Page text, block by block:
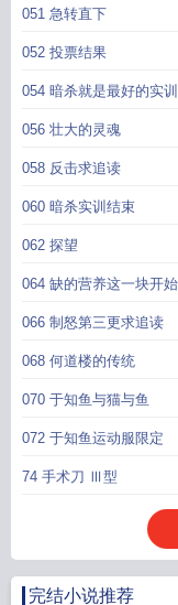
051 急转直下
052 投票结果
054 暗杀就是最好的实训
056 壮大的灵魂
058 反击求追读
060 暗杀实训结束
062 探望
064 缺的营养这一块开
读
066 制怒第三更求追读
068 何道楼的传统
070 于知鱼与猫与鱼
072 于知鱼运动服限定
74 手术刀 Ⅲ型
完结小说推荐